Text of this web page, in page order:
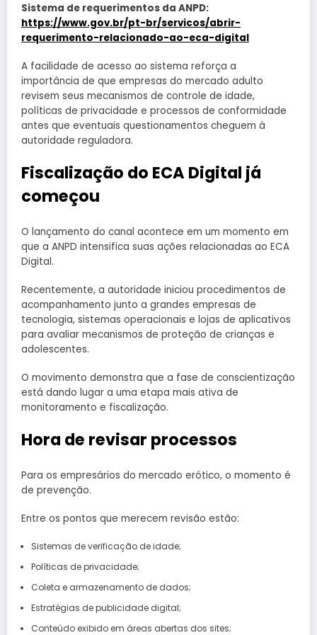
Sistema de requerimentos da ANPD:
https://www.gov.br/pt-br/servicos/abrir-
requerimento-relacionado-ao-eca-digital
A facilidade de acesso ao sistema reforça a
importância de que empresas do mercado adulto
revisem seus mecanismos de controle de idade,
políticas de privacidade e processos de conformidade
antes que eventuais questionamentos cheguem à
autoridade reguladora.
Fiscalização do ECA Digital já
começou
O lançamento do canal acontece em um momento em
que a ANPD intensifica suas ações relacionadas ao ECA
Digital.
Recentemente, a autoridade iniciou procedimentos de
acompanhamento junto a grandes empresas de
tecnologia, sistemas operacionais e lojas de aplicativos
para avaliar mecanismos de proteção de crianças e
adolescentes.
O movimento demonstra que a fase de conscientização
está dando lugar a uma etapa mais ativa de
monitoramento e fiscalização.
Hora de revisar processos
Para os empresários do mercado erótico, o momento é
de prevenção.
Entre os pontos que merecem revisão estão:
Sistemas de verificação de idade;
Políticas de privacidade;
Coleta e armazenamento de dados;
Estratégias de publicidade digital;
Conteúdo exibido em áreas abertas dos sites;